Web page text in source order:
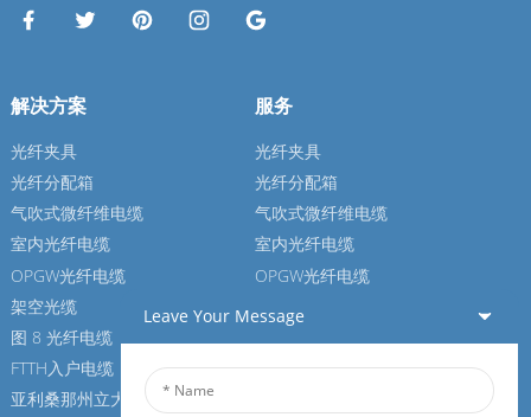
解决方案
光纤夹具
光纤分配箱
气吹式微纤维电缆
室内光纤电缆
OPGW光纤电缆
架空光缆
图 8 光纤电缆
FTTH入户电缆
亚利桑那州立大学光纤电缆
服务
光纤夹具
光纤分配箱
气吹式微纤维电缆
室内光纤电缆
OPGW光纤电缆
FTTH入户电缆
Leave Your Message